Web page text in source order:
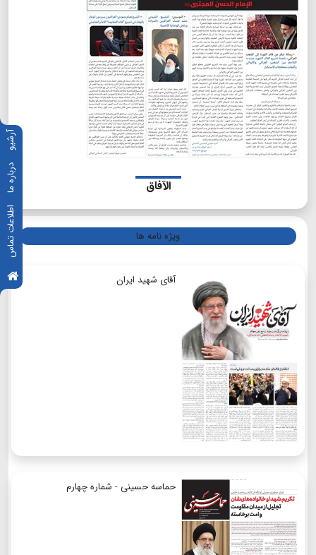
آرشیو
درباره ما
اطلاعات تماس
الآفاق
ویژه نامه ها
آقای شهید ایران
حماسه حسینی - شماره چهارم